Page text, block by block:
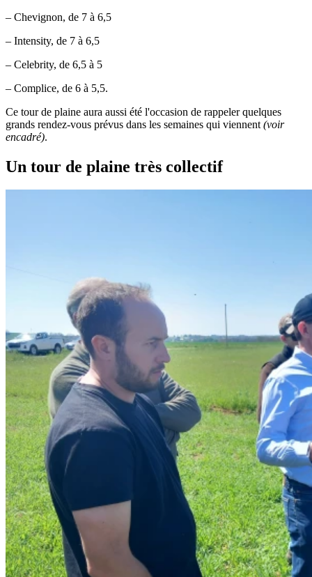
– Chevignon, de 7 à 6,5
– Intensity, de 7 à 6,5
– Celebrity, de 6,5 à 5
– Complice, de 6 à 5,5.
Ce tour de plaine aura aussi été l'occasion de rappeler quelques
grands rendez-vous prévus dans les semaines qui viennent (voir
encadré).
Un tour de plaine très collectif